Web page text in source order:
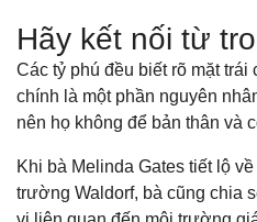
Hãy kết nối từ
Các tỷ phú đều biết rõ mặt
chính là một phần nguyên
nên họ không để bản thân và
Khi bà Melinda Gates tiết lộ
trường Waldorf, bà cũng chia